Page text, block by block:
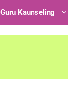
Guru Kaunseling